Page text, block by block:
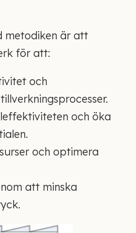
metodiken är att
för att:
och
och öka
och optimera
att minska